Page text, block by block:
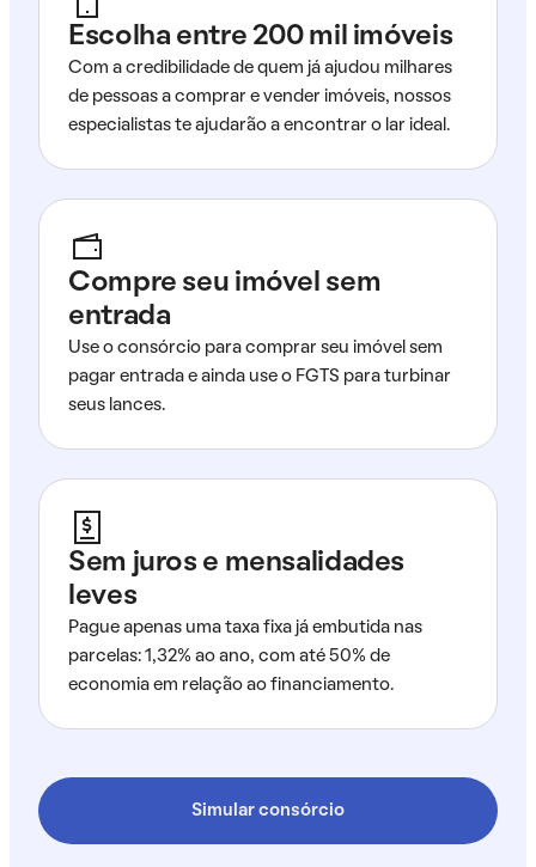
Escolha entre 200 mil imóveis
Com a credibilidade de quem já ajudou milhares
de pessoas a comprar e vender imóveis, nossos
especialistas te ajudarão a encontrar o lar ideal.
Compre seu imóvel sem
entrada
Use o consórcio para comprar seu imóvel sem
pagar entrada e ainda use o FGTS para turbinar
seus lances.
Sem juros e mensalidades
leves
Pague apenas uma taxa fixa já embutida nas
parcelas: 1,32% ao ano, com até 50% de
economia em relação ao financiamento.
Simular consórcio